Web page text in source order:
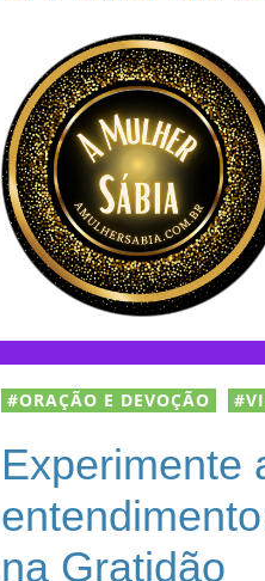
ORAÇÃO E DEVOÇÃO
Experimente
na Gratidão